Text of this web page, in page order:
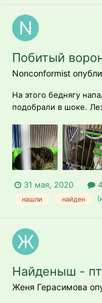
Побитый
Nonconformist
На этого беднягу
подобрали в шоке.
проведенный в
ночью спал, даже
(макает голову в по...
31 мая, 2020
нашли найден
Найденыш -
Женя Герасимова